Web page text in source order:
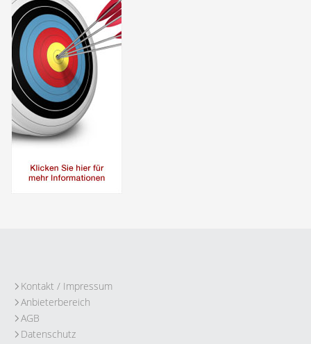
Kontakt / Impressum
Anbieterbereich
AGB
Datenschutz